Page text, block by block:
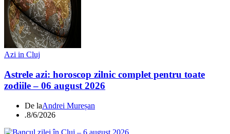
Azi in Cluj
Astrele azi: horoscop zilnic complet pentru toate
zodiile – 06 august 2026
De laAndrei Mureșan
.8/6/2026